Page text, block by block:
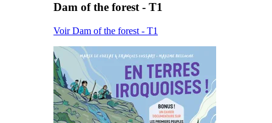
Dam of the forest - T1
Voir Dam of the forest - T1